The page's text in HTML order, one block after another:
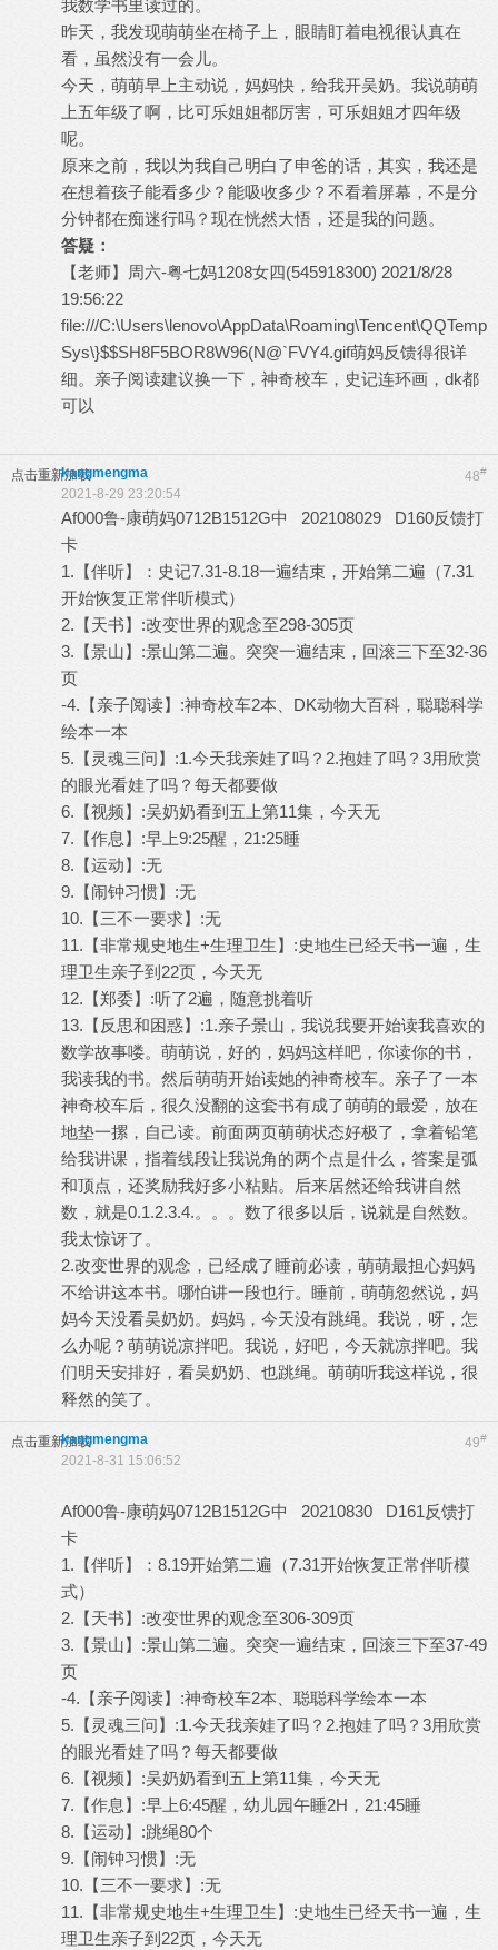
我数学书里读过的。
昨天，我发现萌萌坐在椅子上，眼睛盯着电视很认真在
看，虽然没有一会儿。
今天，萌萌早上主动说，妈妈快，给我开吴奶。我说萌萌
上五年级了啊，比可乐姐姐都厉害，可乐姐姐才四年级
呢。
原来之前，我以为我自己明白了申爸的话，其实，我还是
在想着孩子能看多少？能吸收多少？不看着屏幕，不是分
分钟都在痴迷行吗？现在恍然大悟，还是我的问题。
答疑：
【老师】周六-粤七妈1208女四(545918300) 2021/8/28
19:56:22
file:///C:\Users\lenovo\AppData\Roaming\Tencent\QQTemp
Sys\}$$SH8F5BOR8W96(N@`FVY4.gif萌妈反馈得很详
细。亲子阅读建议换一下，神奇校车，史记连环画，dk都
可以
点击重新加载 48#
kangmengma
2021-8-29 23:20:54
Af000鲁-康萌妈0712B1512G中 202108029 D160反馈打
卡
1.【伴听】：史记7.31-8.18一遍结束，开始第二遍（7.31
开始恢复正常伴听模式）
2.【天书】:改变世界的观念至298-305页
3.【景山】:景山第二遍。突突一遍结束，回滚三下至32-36
页
-4.【亲子阅读】:神奇校车2本、DK动物大百科，聪聪科学
绘本一本
5.【灵魂三问】:1.今天我亲娃了吗？2.抱娃了吗？3用欣赏
的眼光看娃了吗？每天都要做
6.【视频】:吴奶奶看到五上第11集，今天无
7.【作息】:早上9:25醒，21:25睡
8.【运动】:无
9.【闹钟习惯】:无
10.【三不一要求】:无
11.【非常规史地生+生理卫生】:史地生已经天书一遍，生
理卫生亲子到22页，今天无
12.【郑委】:听了2遍，随意挑着听
13.【反思和困惑】:1.亲子景山，我说我要开始读我喜欢的
数学故事喽。萌萌说，好的，妈妈这样吧，你读你的书，
我读我的书。然后萌萌开始读她的神奇校车。亲子了一本
神奇校车后，很久没翻的这套书有成了萌萌的最爱，放在
地垫一摞，自己读。前面两页萌萌状态好极了，拿着铅笔
给我讲课，指着线段让我说角的两个点是什么，答案是弧
和顶点，还奖励我好多小粘贴。后来居然还给我讲自然
数，就是0.1.2.3.4.。。。数了很多以后，说就是自然数。
我太惊讶了。
2.改变世界的观念，已经成了睡前必读，萌萌最担心妈妈
不给讲这本书。哪怕讲一段也行。睡前，萌萌忽然说，妈
妈今天没看吴奶奶。妈妈，今天没有跳绳。我说，呀，怎
么办呢？萌萌说凉拌吧。我说，好吧，今天就凉拌吧。我
们明天安排好，看吴奶奶、也跳绳。萌萌听我这样说，很
释然的笑了。
点击重新加载 49#
kangmengma
2021-8-31 15:06:52
Af000鲁-康萌妈0712B1512G中 20210830 D161反馈打
卡
1.【伴听】：8.19开始第二遍（7.31开始恢复正常伴听模
式）
2.【天书】:改变世界的观念至306-309页
3.【景山】:景山第二遍。突突一遍结束，回滚三下至37-49
页
-4.【亲子阅读】:神奇校车2本、聪聪科学绘本一本
5.【灵魂三问】:1.今天我亲娃了吗？2.抱娃了吗？3用欣赏
的眼光看娃了吗？每天都要做
6.【视频】:吴奶奶看到五上第11集，今天无
7.【作息】:早上6:45醒，幼儿园午睡2H，21:45睡
8.【运动】:跳绳80个
9.【闹钟习惯】:无
10.【三不一要求】:无
11.【非常规史地生+生理卫生】:史地生已经天书一遍，生
理卫生亲子到22页，今天无